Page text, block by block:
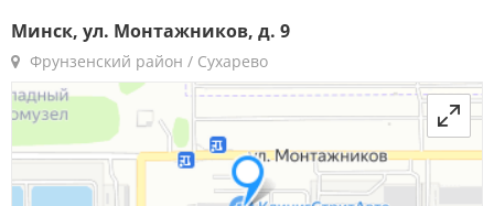
Минск, ул. Монтажников, д. 9
Фрунзенский район / Сухарево